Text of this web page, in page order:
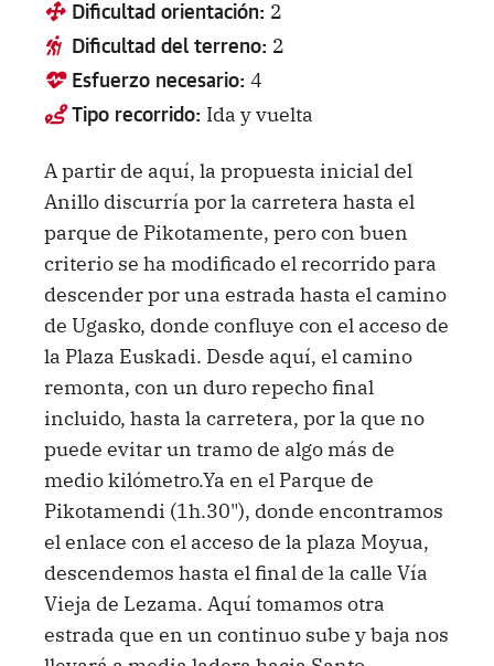
Dificultad orientación: 2
Dificultad del terreno: 2
Esfuerzo necesario: 4
Tipo recorrido: Ida y vuelta
A partir de aquí, la propuesta inicial del
Anillo discurría por la carretera hasta el
parque de Pikotamente, pero con buen
criterio se ha modificado el recorrido para
descender por una estrada hasta el camino
de Ugasko, donde confluye con el acceso de
la Plaza Euskadi. Desde aquí, el camino
remonta, con un duro repecho final
incluido, hasta la carretera, por la que no
puede evitar un tramo de algo más de
medio kilómetro.Ya en el Parque de
Pikotamendi (1h.30"), donde encontramos
el enlace con el acceso de la plaza Moyua,
descendemos hasta el final de la calle Vía
Vieja de Lezama. Aquí tomamos otra
estrada que en un continuo sube y baja nos